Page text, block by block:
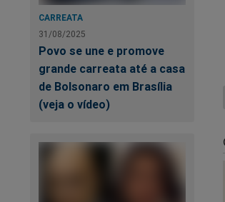
CARREATA
31/08/2025
Povo se une e promove
grande carreata até a casa
de Bolsonaro em Brasília
(veja o vídeo)